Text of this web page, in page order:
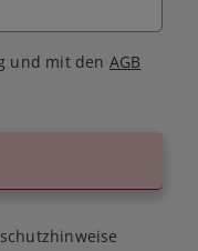
und mit den AGB